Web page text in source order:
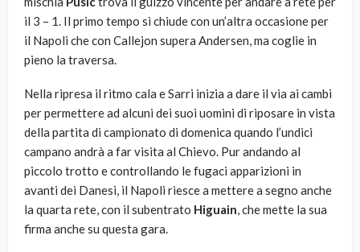
il 3 – 1. Il primo tempo si chiude con un’altra occasione per
il Napoli che con Callejon supera Andersen, ma coglie in
pieno la traversa.
Nella ripresa il ritmo cala e Sarri inizia a dare il via ai cambi
per permettere ad alcuni dei suoi uomini di riposare in vista
della partita di campionato di domenica quando l’undici
campano andrà a far visita al Chievo. Pur andando al
piccolo trotto e controllando le fugaci apparizioni in
avanti dei Danesi, il Napoli riesce a mettere a segno anche
la quarta rete, con il subentrato Higuain, che mette la sua
firma anche su questa gara.